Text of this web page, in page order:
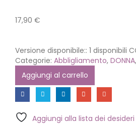
17,90 €
Versione disponibile:: 1 disponibili
Categorie: Abbligliamento, DONNA,
Aggiungi al carrello
Aggiungi alla lista dei desideri